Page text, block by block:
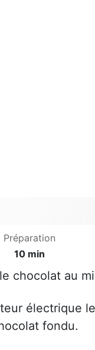
Préparation
10 min
chocolat au
électrique
fondu.